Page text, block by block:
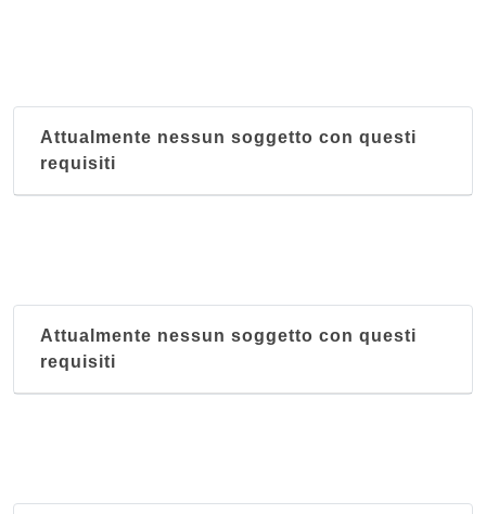
piazzale Vincenzo Tecchio 99, Napoli
Attualmente nessun soggetto con questi
requisiti
Attualmente nessun soggetto con questi
requisiti